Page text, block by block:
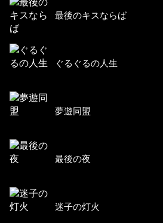
最後のキスならば
ぐるぐるの人生
夢遊同盟
最後の夜
迷子の灯火